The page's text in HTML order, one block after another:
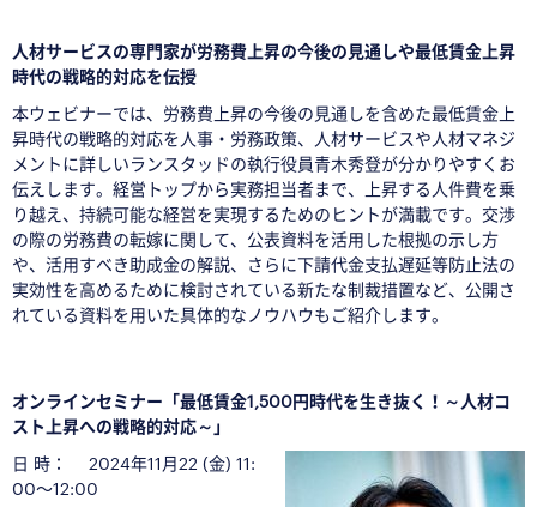
人材サービスの専門家が労務費上昇の今後の見通しや最低賃金上昇
時代の戦略的対応を伝授
本ウェビナーでは、労務費上昇の今後の見通しを含めた最低賃金上
昇時代の戦略的対応を人事・労務政策、人材サービスや人材マネジ
メントに詳しいランスタッドの執行役員青木秀登が分かりやすくお
伝えします。経営トップから実務担当者まで、上昇する人件費を乗
り越え、持続可能な経営を実現するためのヒントが満載です。交渉
の際の労務費の転嫁に関して、公表資料を活用した根拠の示し方
や、活用すべき助成金の解説、さらに下請代金支払遅延等防止法の
実効性を高めるために検討されている新たな制裁措置など、公開さ
れている資料を用いた具体的なノウハウもご紹介します。
オンラインセミナー「最低賃金1,500円時代を生き抜く！～人材コ
スト上昇への戦略的対応～」
日 時： 2024年11月22 (金) 11:
00〜12:00